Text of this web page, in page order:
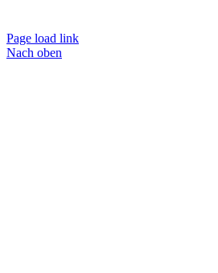
Page load link
Nach oben